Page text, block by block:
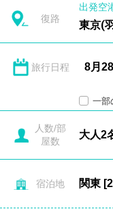
復路
出発空
東京(
旅行日程
一部
人数/部
屋数
宿泊地